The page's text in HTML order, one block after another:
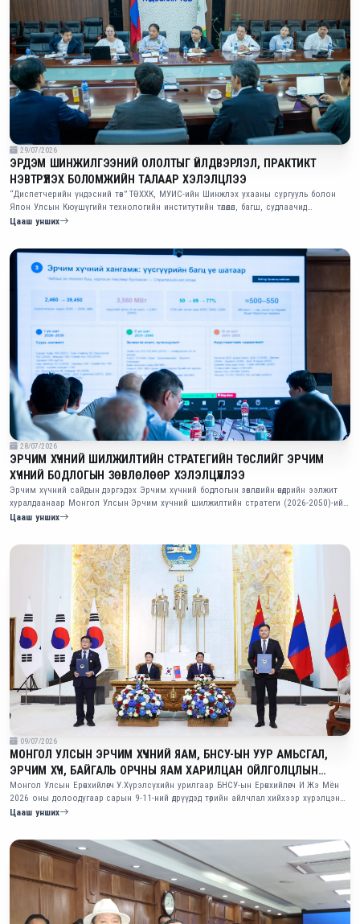
29/07/2026
ЭРДЭМ ШИНЖИЛГЭЭНИЙ ОЛОЛТЫГ ҮЙЛДВЭРЛЭЛ, ПРАКТИКТ
НЭВТРҮҮЛЭХ БОЛОМЖИЙН ТАЛААР ХЭЛЭЛЦЛЭЭ
“Диспетчерийн үндэсний төв” ТӨХХК, МУИС-ийн Шинжлэх ухааны сургууль болон
Япон Улсын Кюүшүгийн технологийн институтийн төлөөлөл, багш, судлаачид
оролцсон уулзалт өнөөдөр боллоо.
Цааш унших
28/07/2026
ЭРЧИМ ХҮЧНИЙ ШИЛЖИЛТИЙН СТРАТЕГИЙН ТӨСЛИЙГ ЭРЧИМ
ХҮЧНИЙ БОДЛОГЫН ЗӨВЛӨЛӨӨР ХЭЛЭЛЦҮҮЛЛЭЭ
Эрчим хүчний сайдын дэргэдэх Эрчим хүчний бодлогын зөвлөлийн өнөөдрийн ээлжит
хуралдаанаар Монгол Улсын Эрчим хүчний шилжилтийн стратеги (2026-2050)-ийн
төслийг хэлэлцэж, салбарын урт хугацааны хөгжлийн бодлого, хэрэгжилтийн үндсэн
Цааш унших
09/07/2026
МОНГОЛ УЛСЫН ЭРЧИМ ХҮЧНИЙ ЯАМ, БНСУ-ЫН УУР АМЬСГАЛ,
ЭРЧИМ ХҮЧ, БАЙГАЛЬ ОРЧНЫ ЯАМ ХАРИЛЦАН ОЙЛГОЛЦЛЫН
САНАМЖ БИЧИГ СОЛИЛЦЛОО
Монгол Улсын Ерөнхийлөгч У.Хүрэлсүхийн урилгаар БНСУ-ын Ерөнхийлөгч И Жэ Мён
2026 оны долоодугаар сарын 9-11-ний өдрүүдэд төрийн айлчлал хийхээр хүрэлцэн
ирээд буй. Айлчлалын үеэр хоёр улсын харилцаа, хамтын ажиллагааг өргөжүүлэн
Цааш унших